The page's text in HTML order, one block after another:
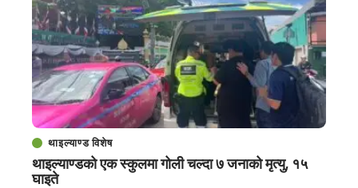
थाइल्याण्ड विशेष
थाइल्याण्डको एक स्कुलमा गोली चल्दा ७ जनाको मृत्यु, १५
घाइते